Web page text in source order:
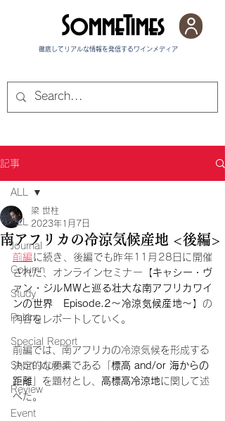
徹底してリアルな情報を発信する​ワインメディア
SommeTimes
記事
ALL
Journal
Column
Study
Pairing
Special Report
Short Journal
Review
Event
ALL
南アフリカの冷涼気候産地 <後編>
梁 世柱
2023年1月7日
前編 に続き、後編でも昨年11月28日に開催
された、オンラインセミナー 【キャシー・ヴ
ァン・ジルMWと巡る壮大な南アフリカワイ
ンの世界　Episode.2～冷涼気候産地～ 】の
内容をレポートしていく。
前編では、南アフリカの冷涼気候を形成する
決定的な要素である「 標高 and/or 海からの
距離 」を題材とし、 高標高冷涼地に関して述
べた。